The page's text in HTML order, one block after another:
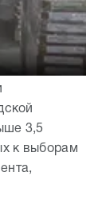
3,5
к выборам